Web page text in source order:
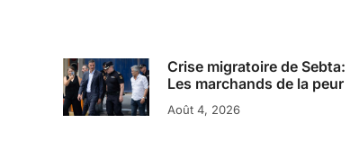
Crise migratoire de Sebta:
Les marchands de la peur
Août 4, 2026